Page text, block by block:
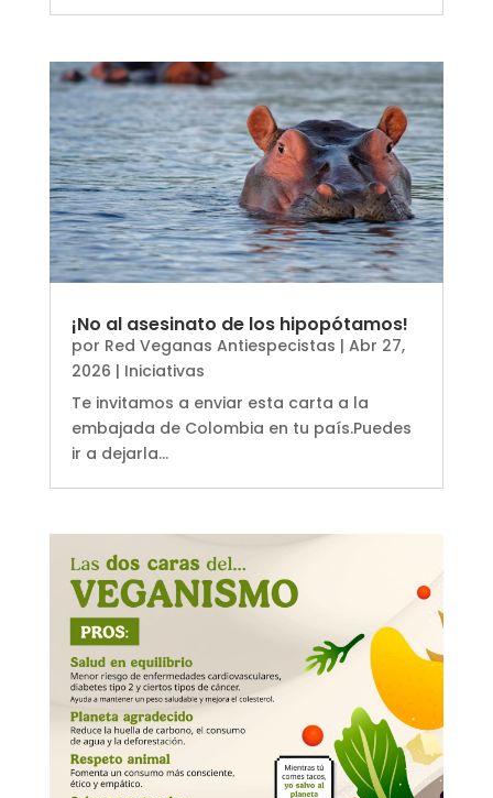
¡No al asesinato de los hipopótamos!
por Red Veganas Antiespecistas | Abr 27,
2026 | Iniciativas
Te invitamos a enviar esta carta a la
embajada de Colombia en tu país.Puedes
ir a dejarla...